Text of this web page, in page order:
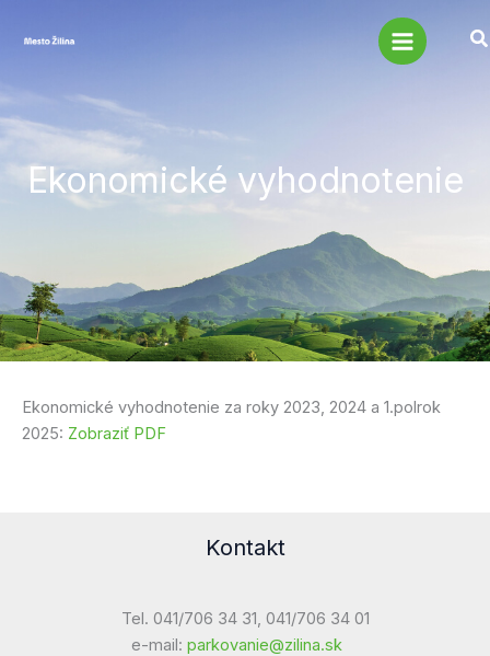
Ekonomické vyhodnotenie
Ekonomické vyhodnotenie za roky 2023, 2024 a 1.polrok
2025: Zobraziť PDF
Kontakt
Tel. 041/706 34 31, 041/706 34 01
e-mail: parkovanie@zilina.sk